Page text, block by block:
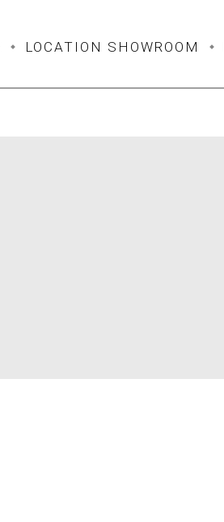
LOCATION SHOWROOM